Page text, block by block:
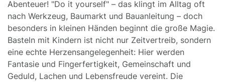
Abenteuer! "Do it yourself" – das klingt im Alltag oft
nach Werkzeug, Baumarkt und Bauanleitung – doch
besonders in kleinen Händen beginnt die große Magie.
Basteln mit Kindern ist nicht nur Zeitvertreib, sondern
eine echte Herzensangelegenheit: Hier werden
Fantasie und Fingerfertigkeit, Gemeinschaft und
Geduld, Lachen und Lebensfreude vereint. Die